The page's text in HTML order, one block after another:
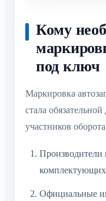
Кому
под ключ
Маркировка
стала
участников
Производители
комплектующих
Официальные